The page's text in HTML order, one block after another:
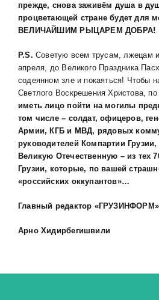
прежде, снова заживём душа в
процветающей стране будет для
ВЕЛИЧАЙШИМ РЫЦАРЕМ ДОБРА!
P.S.Советую всем трусам, лжецам
апреля, до Великого Праздника
содеянном зле и покаяться! Чтобы
Светлого Воскрешения Христова, по
иметь лицо пойти на могилы
том числе – солдат, офицеров,
Армии, КГБ и МВД, рядовых
руководителей Компартии
Великую Отечественную – из тех
Грузии, которые, по вашей
«российских оккупантов»…
Главный редактор «ГРУЗИНФОРМ»
Арно Хидирбегишвили